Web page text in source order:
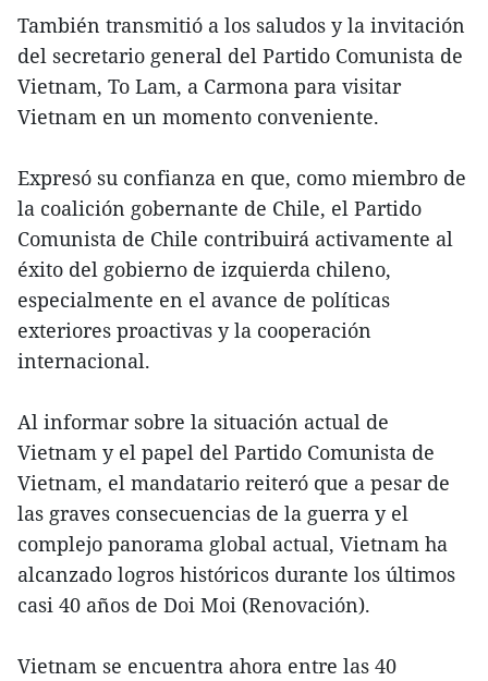
También transmitió a los saludos y la invitación
del secretario general del Partido Comunista de
Vietnam, To Lam, a Carmona para visitar
Vietnam en un momento conveniente.
Expresó su confianza en que, como miembro de
la coalición gobernante de Chile, el Partido
Comunista de Chile contribuirá activamente al
éxito del gobierno de izquierda chileno,
especialmente en el avance de políticas
exteriores proactivas y la cooperación
internacional.
Al informar sobre la situación actual de
Vietnam y el papel del Partido Comunista de
Vietnam, el mandatario reiteró que a pesar de
las graves consecuencias de la guerra y el
complejo panorama global actual, Vietnam ha
alcanzado logros históricos durante los últimos
casi 40 años de Doi Moi (Renovación).
Vietnam se encuentra ahora entre las 40